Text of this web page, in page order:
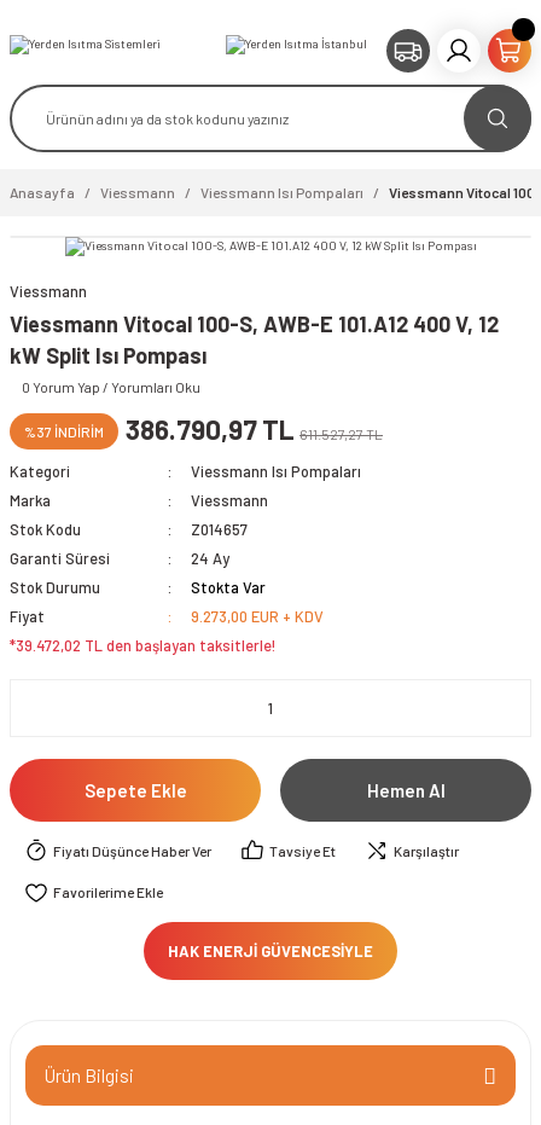
Anasayfa Viessmann Viessmann Isı Pompaları Viessmann Vitocal 100-
Viessmann
Viessmann Vitocal 100-S, AWB-E 101.A12 400 V, 12
kW Split Isı Pompası
0 Yorum Yap / Yorumları Oku
%37 İNDİRİM 386.790,97 TL 611.527,27 TL
Kategori
Viessmann Isı Pompaları
Marka
Viessmann
Stok Kodu
Z014657
Garanti Süresi
24 Ay
Stok Durumu
Stokta Var
Fiyat
9.273,00 EUR + KDV
*39.472,02 TL den başlayan taksitlerle!
Sepete Ekle Hemen Al
Fiyatı Düşünce Haber Ver Tavsiye Et Karşılaştır
HAK ENERJİ GÜVENCESİYLE
Ürün Bilgisi